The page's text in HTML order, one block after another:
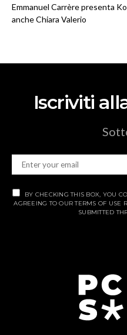
Emmanuel Carrère presenta
anche Chiara Valerio
Iscriviti
BY CHECKING THIS BOX, YOU
AGREEING TO OUR TERMS OF USE
SUBMITTED